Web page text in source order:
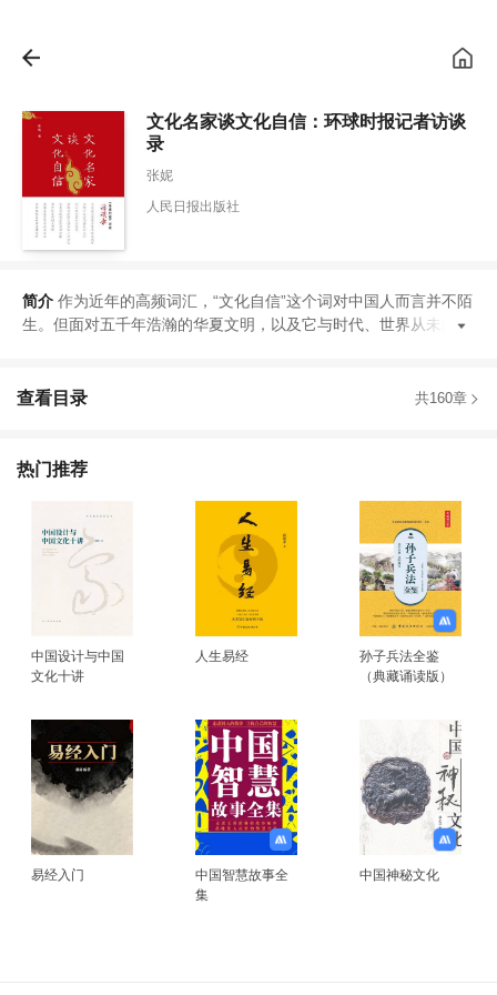
文化名家谈文化自信：环球时报记者访谈
录
张妮
人民日报出版社
作为近年的高频词汇 ， “文化自信”这个词对中国人而言并不陌
生。 但面对五千年浩瀚的华夏文明 ， 以及它与时代 世界从未间断
简介
查看目录 共160章
热门推荐
中国设计与中国
文化十讲
人生易经
孙子兵法全鉴
（典藏诵读版）
易经入门
中国智慧故事全
集
中国神秘文化